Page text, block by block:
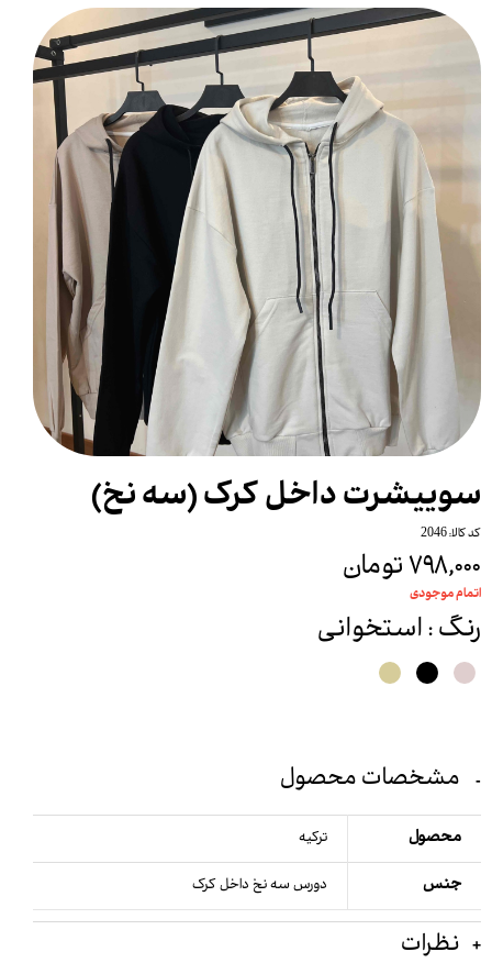
سوییشرت داخل کرک (سه نخ)
کد کالا: 2046
۷۹۸,۰۰۰ تومان
اتمام موجودی
رنگ: استخوانی
مشخصات محصول
محصول ترکیه
جنس دورس سه نخ داخل کرک
نظرات